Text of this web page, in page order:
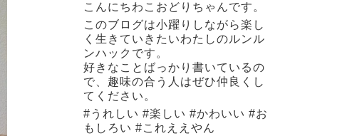
こんにちわこおどりちゃんです。
このブログは小躍りしながら楽し
く生きていきたいわたしのルンル
ンハックです。
好きなことばっかり書いているの
で、趣味の合う人はぜひ仲良くし
てください。
#うれしい #楽しい #かわいい #お
もしろい #これええやん